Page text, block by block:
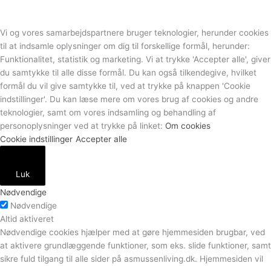
Vi og vores samarbejdspartnere bruger teknologier, herunder cookies
til at indsamle oplysninger om dig til forskellige formål, herunder:
Funktionalitet, statistik og marketing. Vi at trykke 'Accepter alle', giver
du samtykke til alle disse formål. Du kan også tilkendegive, hvilket
formål du vil give samtykke til, ved at trykke på knappen 'Cookie
indstillinger'. Du kan læse mere om vores brug af cookies og andre
teknologier, samt om vores indsamling og behandling af
personoplysninger ved at trykke på linket: Om cookies
Cookie indstillinger Accepter alle
Luk
Nødvendige
Nødvendige
Altid aktiveret
Nødvendige cookies hjælper med at gøre hjemmesiden brugbar, ved
at aktivere grundlæggende funktioner, som eks. slide funktioner, samt
sikre fuld tilgang til alle sider på asmussenliving.dk. Hjemmesiden vil